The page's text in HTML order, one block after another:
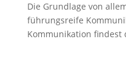
Die Grundlage von
führungsreife
Kommunikation findest